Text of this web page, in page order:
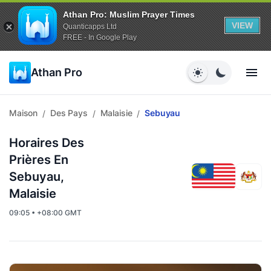
Athan Pro: Muslim Prayer Times
Quanticapps Ltd
FREE - In Google Play
VIEW
Athan Pro
Maison / Des Pays / Malaisie / Sebuyau
Horaires Des
Prières En
Sebuyau,
Malaisie
09:05 • +08:00 GMT